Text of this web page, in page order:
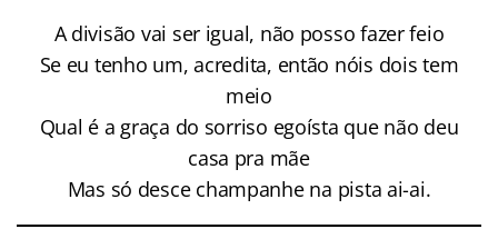
A divisão vai ser igual, não posso fazer feio
Se eu tenho um, acredita, então nóis dois tem
meio
Qual é a graça do sorriso egoísta que não deu
casa pra mãe
Mas só desce champanhe na pista ai-ai.